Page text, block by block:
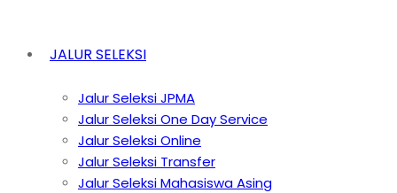
JALUR SELEKSI
Jalur Seleksi JPMA
Jalur Seleksi One Day Service
Jalur Seleksi Online
Jalur Seleksi Transfer
Jalur Seleksi Mahasiswa Asing